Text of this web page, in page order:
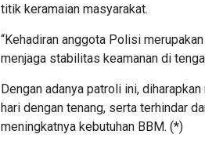
titik keramaian masyarakat.
“Kehadiran anggota Polisi
menjaga stabilitas keamanan di
Dengan adanya patroli ini,
hari dengan tenang, serta terhindar
meningkatnya kebutuhan BBM. (*)